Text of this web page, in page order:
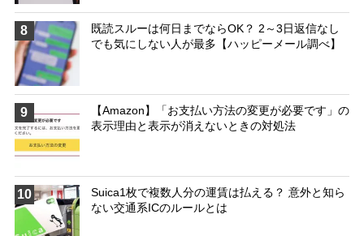
8
既読スルーは何日までならOK？ 2～3日返信なし
でも気にしない人が最多【ハッピーメール調べ】
9
【Amazon】「お支払い方法の変更が必要です」の
表示理由と表示が消えないときの対処法
10
Suica1枚で複数人分の運賃は払える？ 意外と知ら
ない交通系ICのルールとは